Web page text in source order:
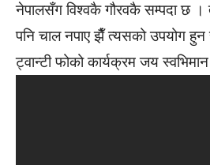
नेपालसँग विश्वकै गौरवकै सम्पदा छ ।
पनि चाल नपाए झैँ त्यसको उपयोग
ट्वान्टी फोको कार्यक्रम जय स्वभिमान